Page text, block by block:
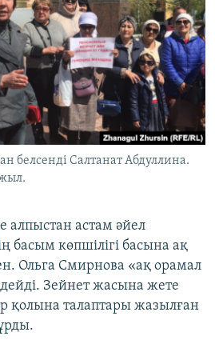
белсенді Салтанат Абдуллина.
алпыстан астам әйел
басым көпшілігі басына ақ
Ольга Смирнова «ақ орамал
Зейнет жасына жете
қолына талаптары жазылған